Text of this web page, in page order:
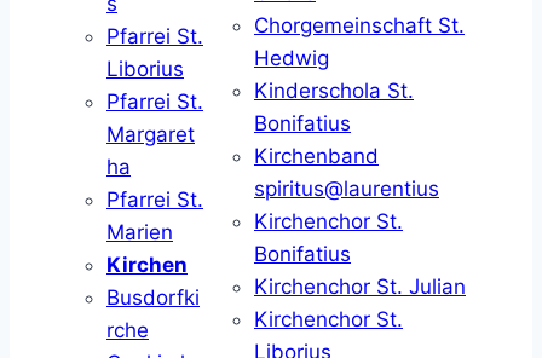
Pfarrei St.
Liborius
Pfarrei St.
Margaret
ha
Pfarrei St.
Marien
Kirchen
Busdorfki
rche
Chorgemeinschaft St.
Hedwig
Kinderschola St.
Bonifatius
Kirchenband
spiritus@laurentius
Kirchenchor St.
Bonifatius
Kirchenchor St. Julian
Kirchenchor St.
Liborius